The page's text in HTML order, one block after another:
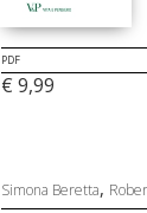
PDF
€ 9,99
Simona Beretta,